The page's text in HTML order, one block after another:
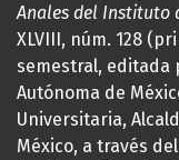
Anales del Instituto
XLVIII, núm. 128
semestral, editada
Autónoma de
Universitaria,
México, a través